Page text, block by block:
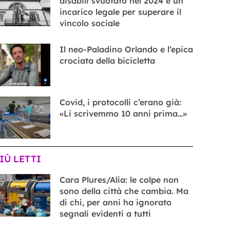
incarico legale per superare il
vincolo sociale
Il neo-Paladino Orlando e l’epica
crociata della bicicletta
Covid, i protocolli c’erano già:
«Li scrivemmo 10 anni prima…»
LETTI
Cara Plures/Alia: le colpe non
sono della città che cambia. Ma
di chi, per anni ha ignorato
segnali evidenti a tutti